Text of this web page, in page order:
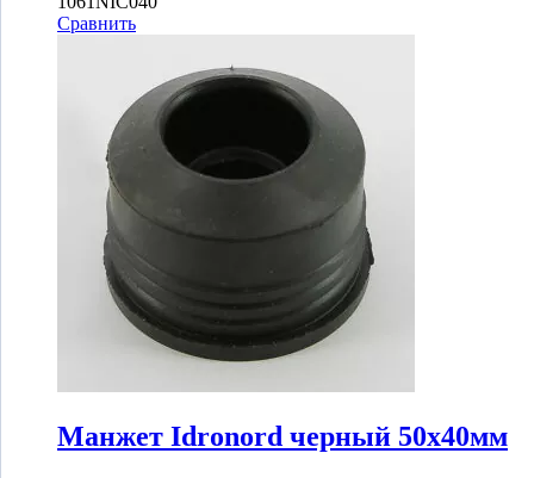
Сравнить
Манжет Idronord черный 50х40мм